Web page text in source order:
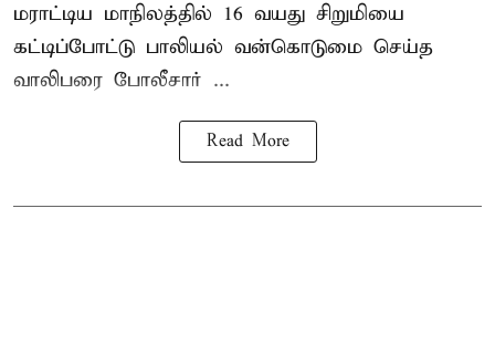
மராட்டிய மாநிலத்தில் 16 வயது சிறுமியை
கட்டிப்போட்டு பாலியல் வன்கொடுமை செய்த
வாலிபரை போலீசார் ...
Read More